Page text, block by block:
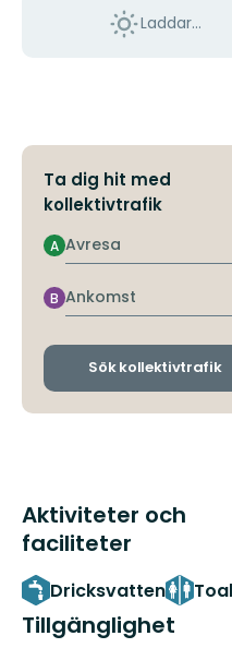
Laddar...
Ta dig hit med
kollektivtrafik
Avresa
A
Ankomst
B
Sök kollektivtrafik
Aktiviteter och
faciliteter
Dricksvatten
Tillgänglighet